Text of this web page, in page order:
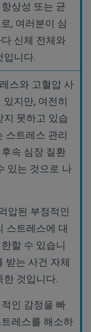
상성 또는 균
, 여러분이 심
신체 전체와
입니다.
스와 고혈압 사
있지만, 여전히
지 못하고 있습
스트레스 관리
후속 심장 질환
있는 것으로 나
압된 부정적인
스트레스에 대
할 수 있습니
받는 사건 자체
한 것입니다.
인 감정을 빠
레스를 해소하